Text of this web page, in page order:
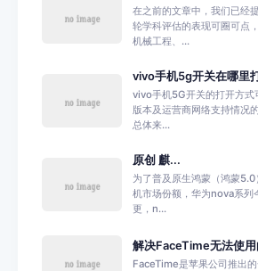
在之前的文章中，我们已经
轮学科评估的表现可圈可点
机械工程、...
vivo手机5g开关在哪里
vivo手机5G开关的打开方式
版本及运营商网络支持情况
总体来...
原创 麒...
为了普及原生鸿蒙（鸿蒙
机市场份额，华为nova系列
更，n...
解决FaceTime无法使
FaceTime是苹果公司推出